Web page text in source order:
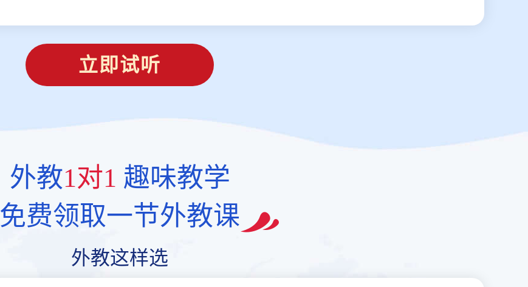
立即试听
外教1对1 趣味教学
免费领取一节外教课
外教这样选